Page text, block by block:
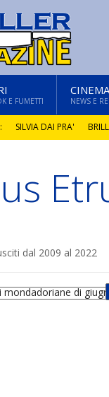
E FUMETTI
CINEMA
NEWS E
SILVIA DAI PRA'
dal 2009 al 2022